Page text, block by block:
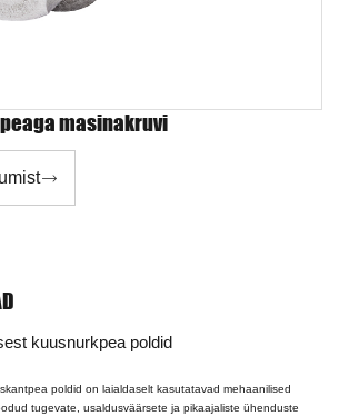
masinakruvi

kuusnurkpea poldid
poldid on laialdaselt kasutatavad mehaanilised
tugevate, usaldusväärsete ja pikaajaliste ühenduste